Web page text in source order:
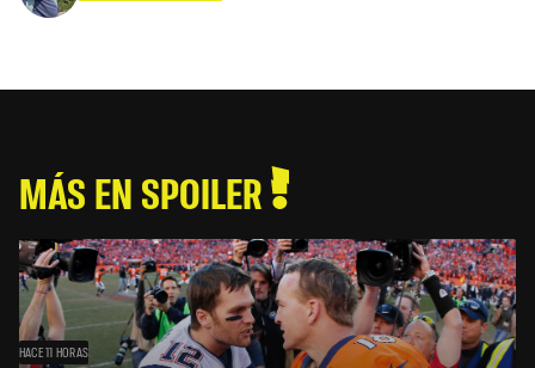
MÁS EN SPOILER
HACE 11 HORAS